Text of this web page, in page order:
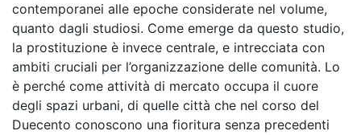
contemporanei alle epoche considerate nel volume,
quanto dagli studiosi. Come emerge da questo studio,
la prostituzione è invece centrale, e intrecciata con
ambiti cruciali per l’organizzazione delle comunità. Lo
è perché come attività di mercato occupa il cuore
degli spazi urbani, di quelle città che nel corso del
Duecento conoscono una fioritura senza precedenti